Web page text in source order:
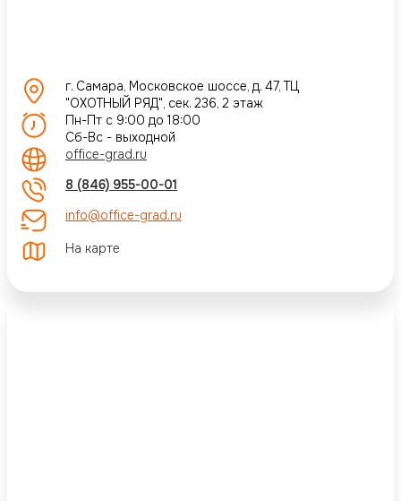
г. Самара, Московское шоссе, д. 47, ТЦ
"ОХОТНЫЙ РЯД", сек. 236, 2 этаж
Пн-Пт с 9:00 до 18:00
Сб-Вс - выходной
office-grad.ru
8 (846) 955-00-01
info@office-grad.ru
На карте